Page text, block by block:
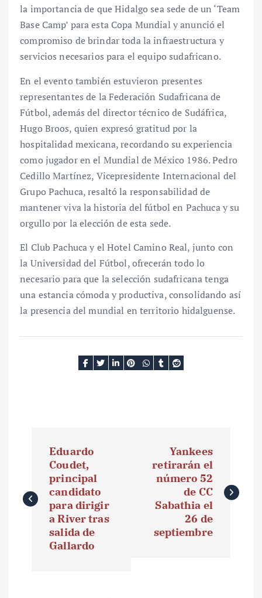
la importancia de que Hidalgo sea sede de un ‘Team
Base Camp’ para esta Copa Mundial y anunció el
compromiso de brindar toda la infraestructura y
servicios necesarios para el equipo sudafricano.
En el evento también estuvieron presentes
representantes de la Federación Sudafricana de
Fútbol, además del director técnico de Sudáfrica,
Hugo Broos, quien expresó gratitud por la
hospitalidad mexicana, recordando su experiencia
como jugador en el Mundial de México 1986. Pedro
Cedillo Martínez, Vicepresidente Internacional del
Grupo Pachuca, resaltó la responsabilidad de
mantener viva la historia del fútbol en Pachuca y su
orgullo por la elección de esta sede.
El Club Pachuca y el Hotel Camino Real, junto con
la Universidad del Fútbol, ofrecerán todo lo
necesario para que la selección sudafricana tenga
una estancia cómoda y productiva, consolidando así
la presencia del mundial en territorio hidalguense.
v
e
Eduardo
Coudet,
principal
candidato
para dirigir
a River tras
salida de
Gallardo
Yankees
retirarán el
número 52
de CC
Sabathia el
26 de
septiembre